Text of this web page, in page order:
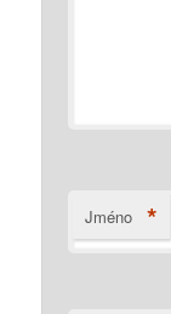
Jméno *